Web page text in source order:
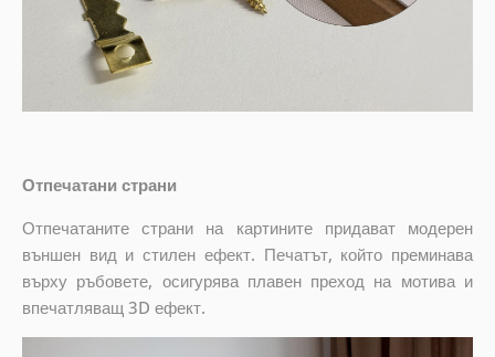
Отпечатани страни
Отпечатаните страни на картините придават модерен
външен вид и стилен ефект. Печатът, който преминава
върху ръбовете, осигурява плавен преход на мотива и
впечатляващ 3D ефект.